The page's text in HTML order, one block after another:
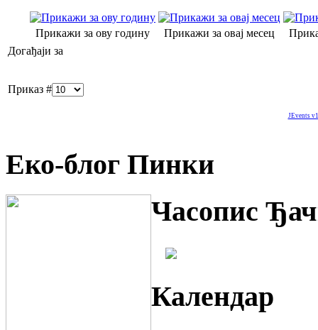
Прикажи за ову годину Прикажи за овај месец
Догађаји за
Приказ #
JEvents
Еко-блог Пинки
Часопис
Календар